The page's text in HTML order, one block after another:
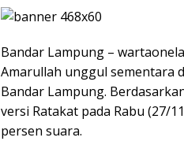
Bandar Lampung –
Amarullah unggul sementara
Bandar Lampung.
versi Ratakat pada Rabu (27/
persen suara.